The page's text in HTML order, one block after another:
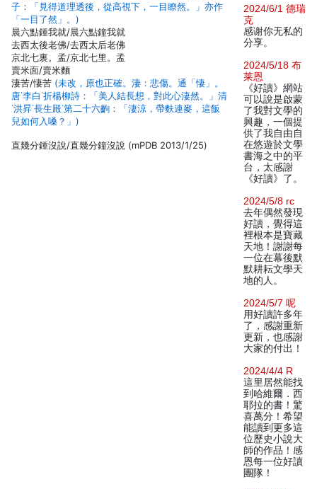
子：「見得道理透後，從高視下，一目瞭然。」亦作
「一目了然」。)
晨六點鍾我就/晨六點鐘我就
去西太後老佛/去西太后老佛
京北七裏。孟/京北七里。孟
賣米面/賣米麵
淒苦/悽苦 (未改，原也正確。淒：悲傷。通「悽」。
唐˙李白˙折楊柳詩：「美人結長想，對此心淒然。」清
˙洪昇˙長生殿˙第二十六齣：「淒涼，帶麩連麥，這飯
兒如何入嗓？」)
直幾分鍾沒說/直幾分鐘沒說 (mPDB 2013/1/25)
2024/6/1 德瑞
克
感谢你无私的
分享。
2024/5/18 布
莱恩
《好讀》網站
可以說是啟蒙
了我對文學的
興趣，一個提
供了我自由自
在悠遊於文學
書海之中的平
台，太感謝
《好讀》了。
2024/5/8 rc
去年偶然發現
好讀，覺得這
裡根本是寶藏
天地！謝謝每
一位在幕後默
默耕耘文學天
地的人。
2024/5/7 呢
用好讀許多年
了，感謝重新
更新，也感謝
大家的付出！
2024/4/4 R
這里居然能找
到哈維爾．西
耶拉的書！驚
喜萬分！希望
能讀到更多這
位歷史小說大
師的作品！感
恩每一位好讀
團隊！